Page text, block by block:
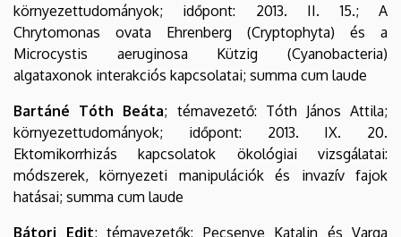
környezettudományok; időpont: 2013. II. 15.; A
Chrytomonas ovata Ehrenberg (Cryptophyta) és a
Microcystis aeruginosa Kützig (Cyanobacteria)
algataxonok interakciós kapcsolatai; summa cum laude
Bartáné Tóth Beáta; témavezető: Tóth János Attila;
környezettudományok; időpont: 2013. IX. 20.
Ektomikorrhizás kapcsolatok ökológiai vizsgálatai:
módszerek, környezeti manipulációk és invazív fajok
hatásai; summa cum laude
Bátori Edit; témavezetők: Pecsenye Katalin és Varga